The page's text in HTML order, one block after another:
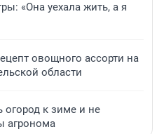
«Она уехала жить, а я
овощного ассорти на
области
огород к зиме и не
агронома